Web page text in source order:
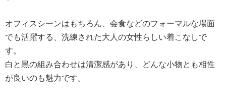
オフィスシーンはもちろん、会食などのフォーマルな場面
でも活躍する、洗練された大人の女性らしい着こなしで
す。
白と黒の組み合わせは清潔感があり、どんな小物とも相性
が良いのも魅力です。